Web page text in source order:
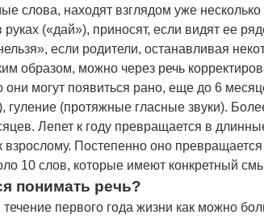
слова, находят взглядом уже
(«дай»), приносят, если видят ее
если родители, останавливая
образом, можно через речь
они могут появиться рано, еще до 6
гуление (протяжные гласные звуки).
Лепет к году превращается в
взрослому. Постепенно оно
10 слов, которые имеют конкретный
понимать речь?
первого года жизни как можно